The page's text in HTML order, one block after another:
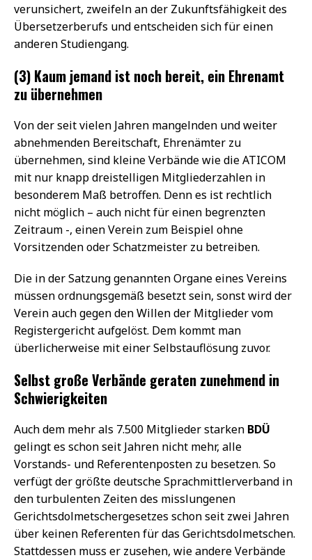
verunsichert, zweifeln an der Zukunftsfähigkeit des
Übersetzerberufs und entscheiden sich für einen
anderen Studiengang.
(3) Kaum jemand ist noch bereit, ein Ehrenamt
zu übernehmen
Von der seit vielen Jahren mangelnden und weiter
abnehmenden Bereitschaft, Ehrenämter zu
übernehmen, sind kleine Verbände wie die ATICOM
mit nur knapp dreistelligen Mitgliederzahlen in
besonderem Maß betroffen. Denn es ist rechtlich
nicht möglich – auch nicht für einen begrenzten
Zeitraum -, einen Verein zum Beispiel ohne
Vorsitzenden oder Schatzmeister zu betreiben.
Die in der Satzung genannten Organe eines Vereins
müssen ordnungsgemäß besetzt sein, sonst wird der
Verein auch gegen den Willen der Mitglieder vom
Registergericht aufgelöst. Dem kommt man
überlicherweise mit einer Selbstauflösung zuvor.
Selbst große Verbände geraten zunehmend in
Schwierigkeiten
Auch dem mehr als 7.500 Mitglieder starken BDÜ
gelingt es schon seit Jahren nicht mehr, alle
Vorstands- und Referentenposten zu besetzen. So
verfügt der größte deutsche Sprachmittlerverband in
den turbulenten Zeiten des misslungenen
Gerichtsdolmetschergesetzes schon seit zwei Jahren
über keinen Referenten für das Gerichtsdolmetschen.
Stattdessen muss er zusehen, wie andere Verbände